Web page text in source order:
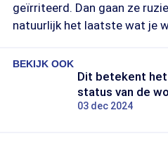
geïrriteerd. Dan gaan ze
natuurlijk het laatste wat je
BEKIJK OOK
Dit betekent
status van de
03 dec 2024